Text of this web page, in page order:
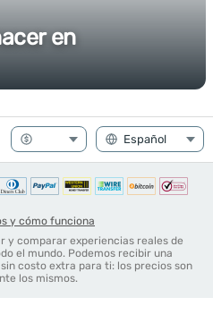
en
y cómo funciona
y comparar experiencias reales de
el mundo. Podemos recibir una
costo extra para ti: los precios son
los mismos.